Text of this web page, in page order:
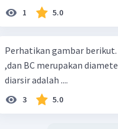
1 5.0
Perhatikan gambar berikut. Jika AB = 6 cm dan BC = 10 cm . AB , AC
,dan BC merupakan
diarsir adalah ....
3 5.0